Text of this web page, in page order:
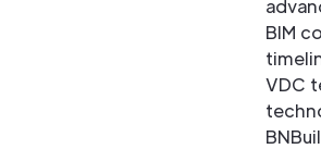
BIM
VDC